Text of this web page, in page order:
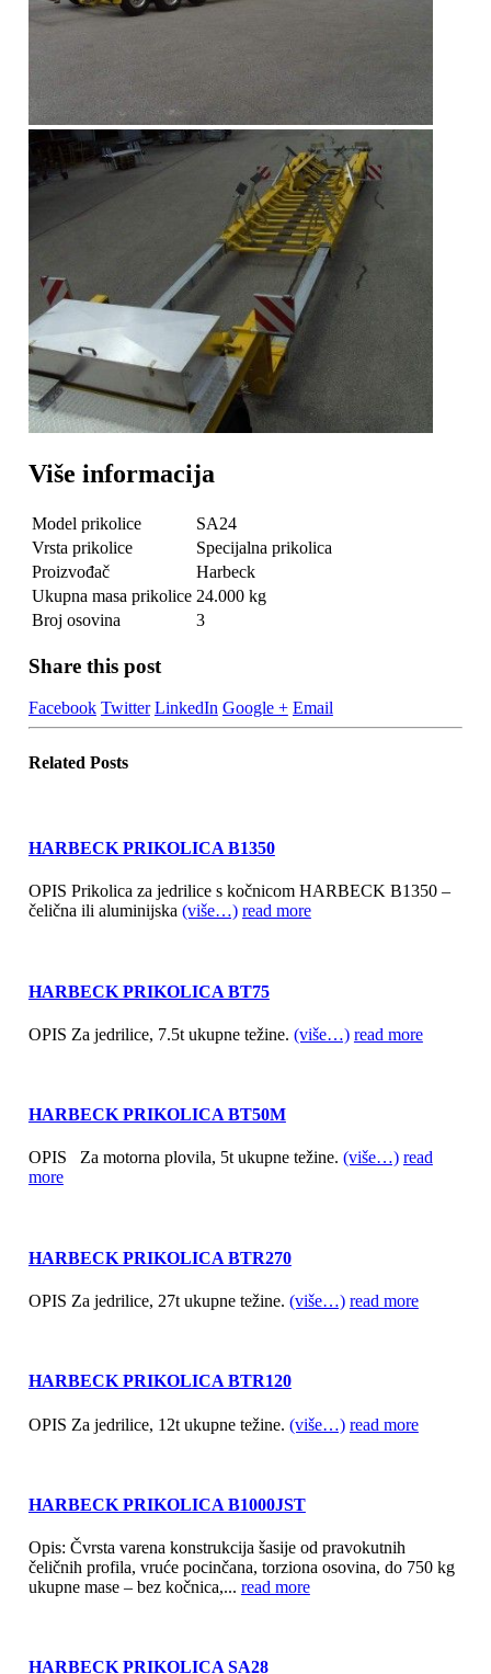
Više informacija
Model prikolice
SA24
Vrsta prikolice
Specijalna prikolica
Proizvođač
Harbeck
Ukupna masa prikolice 24.000 kg
Broj osovina
3
Share this post
Facebook Twitter LinkedIn Google + Email
Related Posts
HARBECK PRIKOLICA B1350
OPIS Prikolica za jedrilice s kočnicom HARBECK B1350 –
čelična ili aluminijska (više…) read more
HARBECK PRIKOLICA BT75
OPIS Za jedrilice, 7.5t ukupne težine. (više…) read more
HARBECK PRIKOLICA BT50M
OPIS Za motorna plovila, 5t ukupne težine. (više…) read
more
HARBECK PRIKOLICA BTR270
OPIS Za jedrilice, 27t ukupne težine. (više…) read more
HARBECK PRIKOLICA BTR120
OPIS Za jedrilice, 12t ukupne težine. (više…) read more
HARBECK PRIKOLICA B1000JST
Opis: Čvrsta varena konstrukcija šasije od pravokutnih
čeličnih profila, vruće pocinčana, torziona osovina, do 750 kg
ukupne mase – bez kočnica,... read more
HARBECK PRIKOLICA SA28